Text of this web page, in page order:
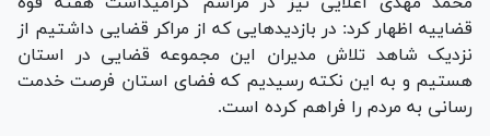
قضاییه اظهار کرد: در بازدید‌هایی که از مراکر قضایی داشتیم از
نزدیک شاهد تلاش مدیران این مجموعه قضایی در استان
هستیم و به این نکته رسیدیم که فضای استان فرصت خدمت
رسانی به مردم را فراهم کرده است.